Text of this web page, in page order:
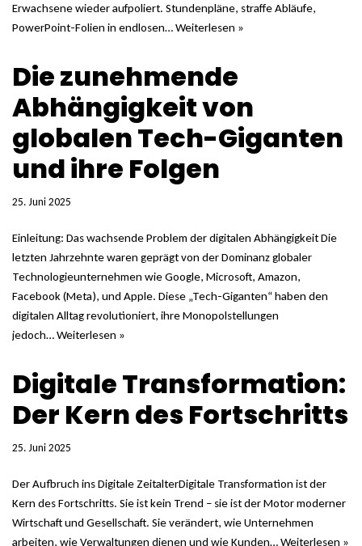
Erwachsene wieder aufpoliert. Stundenpläne, straffe Abläufe,
PowerPoint-Folien in endlosen…Weiterlesen »
Die zunehmende
Abhängigkeit von
globalen Tech-Giganten
und ihre Folgen
25. Juni 2025
Einleitung: Das wachsende Problem der digitalen Abhängigkeit Die
letzten Jahrzehnte waren geprägt von der Dominanz globaler
Technologieunternehmen wie Google, Microsoft, Amazon,
Facebook (Meta), und Apple. Diese „Tech-Giganten“ haben den
digitalen Alltag revolutioniert, ihre Monopolstellungen
jedoch…Weiterlesen »
Digitale Transformation:
Der Kern des Fortschritts
25. Juni 2025
Der Aufbruch ins Digitale ZeitalterDigitale Transformation ist der
Kern des Fortschritts. Sie ist kein Trend – sie ist der Motor moderner
Wirtschaft und Gesellschaft. Sie verändert, wie Unternehmen
arbeiten, wie Verwaltungen dienen und wie Kunden…Weiterlesen »